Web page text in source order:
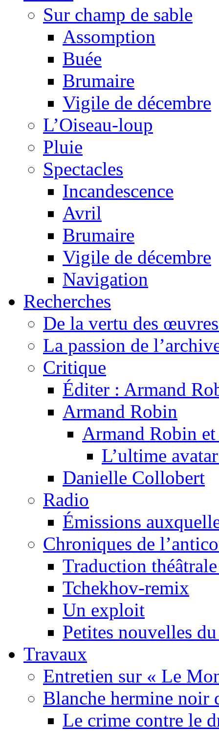
Sur champ de sable
Assomption
Buée
Brumaire
Vigile de décembre
L’Oiseau-loup
Pluie
Spectacles
Incandescence
Avril
Brumaire
Vigile de décembre
Navigation
Recherches
De la vertu des
La passion de
Critique
Éditer : Armand
Armand Robin
Armand Robin
L’ultime
Danielle Collobert
Radio
Émissions
Chroniques de
Traduction
Tchekhov-remix
Un exploit
Petites nouvelles
Travaux
Entretien sur « Le
Blanche hermine noir
Le crime contre le